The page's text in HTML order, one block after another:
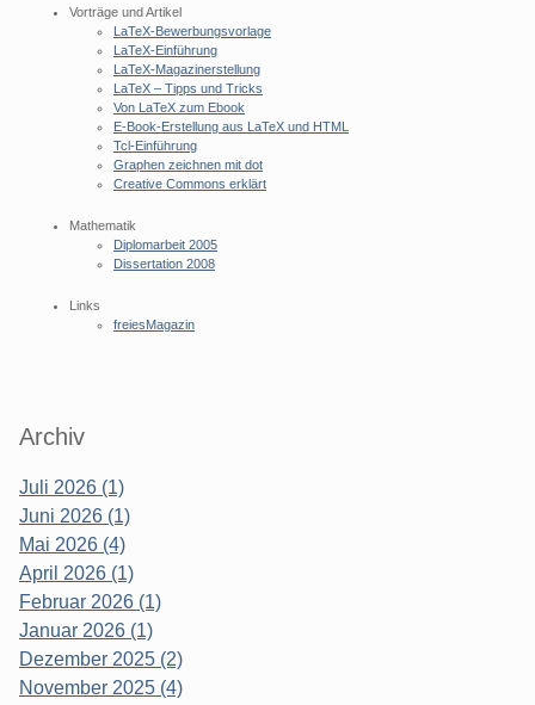
Vorträge und Artikel
LaTeX-Bewerbungsvorlage
LaTeX-Einführung
LaTeX-Magazinerstellung
LaTeX – Tipps und Tricks
Von LaTeX zum Ebook
E-Book-Erstellung aus LaTeX und HTML
Tcl-Einführung
Graphen zeichnen mit dot
Creative Commons erklärt
Mathematik
Diplomarbeit 2005
Dissertation 2008
Links
freiesMagazin
Archiv
Juli 2026 (1)
Juni 2026 (1)
Mai 2026 (4)
April 2026 (1)
Februar 2026 (1)
Januar 2026 (1)
Dezember 2025 (2)
November 2025 (4)